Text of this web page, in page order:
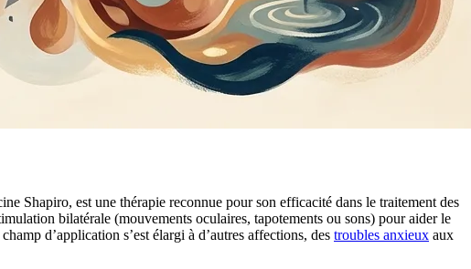
Shapiro, est une thérapie reconnue pour son efficacité dans le traitement des
bilatérale (mouvements oculaires, tapotements ou sons) pour aider le
d’application s’est élargi à d’autres affections, des troubles anxieux aux